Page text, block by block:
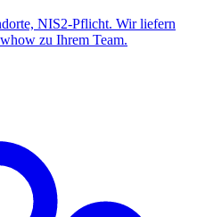
NIS2-Pflicht. Wir liefern
zu Ihrem Team.